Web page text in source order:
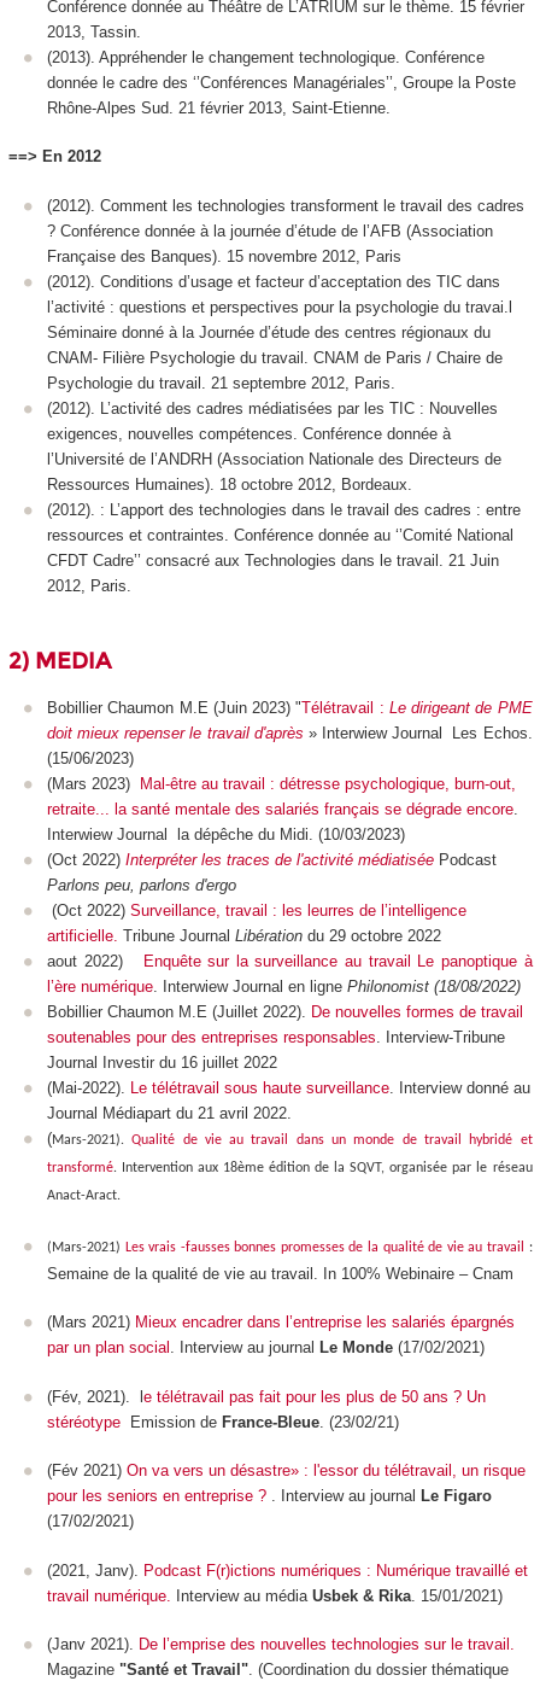
Conférence donnée au Théâtre de L’ATRIUM sur le thème. 15 février
2013, Tassin.
(2013). Appréhender le changement technologique. Conférence
donnée le cadre des ‘’Conférences Managériales’’, Groupe la Poste
Rhône-Alpes Sud. 21 février 2013, Saint-Etienne.
==> En 2012
(2012). Comment les technologies transforment le travail des cadres
? Conférence donnée à la journée d’étude de l’AFB (Association
Française des Banques). 15 novembre 2012, Paris
(2012). Conditions d’usage et facteur d’acceptation des TIC dans
l’activité : questions et perspectives pour la psychologie du travai.l
Séminaire donné à la Journée d’étude des centres régionaux du
CNAM- Filière Psychologie du travail. CNAM de Paris / Chaire de
Psychologie du travail. 21 septembre 2012, Paris.
(2012). L’activité des cadres médiatisées par les TIC : Nouvelles
exigences, nouvelles compétences. Conférence donnée à
l’Université de l’ANDRH (Association Nationale des Directeurs de
Ressources Humaines). 18 octobre 2012, Bordeaux.
(2012). : L’apport des technologies dans le travail des cadres : entre
ressources et contraintes. Conférence donnée au ‘’Comité National
CFDT Cadre’’ consacré aux Technologies dans le travail. 21 Juin
2012, Paris.
2) MEDIA
Bobillier Chaumon M.E (Juin 2023) "Télétravail : Le dirigeant de PME
doit mieux repenser le travail d'après » Interwiew Journal
Les Echos.
(15/06/2023)
(Mars 2023)
Mal-être au travail : détresse psychologique, burn-out,
retraite... la santé mentale des salariés français se dégrade encore.
Interwiew Journal
la dépêche du Midi. (10/03/2023)
(Oct 2022) Interpréter les traces de l'activité médiatisée Podcast
Parlons peu, parlons d'ergo
(Oct 2022) Surveillance, travail : les leurres de l’intelligence
artificielle. Tribune Journal Libération du 29 octobre 2022
aout 2022)
Enquête sur la surveillance au travail Le panoptique à
l’ère numérique. Interwiew Journal en ligne Philonomist (18/08/2022)
Bobillier Chaumon M.E (Juillet 2022). De nouvelles formes de travail
soutenables pour des entreprises responsables. Interview-Tribune
Journal
Investir du 16 juillet 2022
(Mai-2022). Le télétravail sous haute surveillance. Interview donné au
Journal Médiapart du 21 avril 2022.
(Mars-2021).Qualité de vie au travail dans un monde de travail hybridé et
transformé. Intervention aux 18ème édition de la SQVT, organisée par le réseau
Anact-Aract.
(Mars-2021) Les vrais -fausses bonnes promesses de la qualité de vie au travail :
Semaine de la qualité de vie au travail. In 100% Webinaire – Cnam
(Mars 2021) Mieux encadrer dans l’entreprise les salariés épargnés
par un plan social . Interview au journal Le Monde (17/02/2021)
(Fév, 2021). le télétravail pas fait pour les plus de 50 ans ? Un
stéréotype Emission de France-Bleue . (23/02/21)
(Fév 2021) On va vers un désastre» : l'essor du télétravail, un risque
pour les seniors en entreprise ? . Interview au journal Le Figaro
(17/02/2021)
(2021, Janv). Podcast F(r)ictions numériques : Numérique travaillé et
travail numérique. Interview au média Usbek & Rika . 15/01/2021)
(Janv 2021). De l’emprise des nouvelles technologies sur le travail.
Magazine "Santé et Travail". (Coordination du dossier thématique